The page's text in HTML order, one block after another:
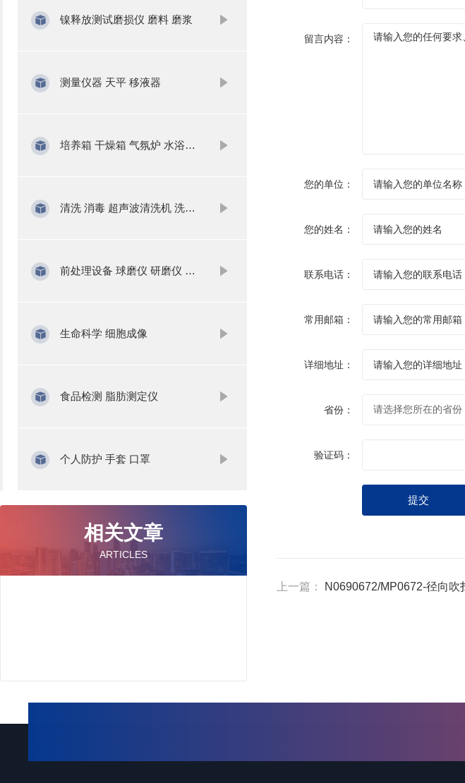
镍释放测试磨损仪 磨料 磨浆
测量仪器 天平 移液器
培养箱 干燥箱 气氛炉 水浴锅 振荡器
清洗 消毒 超声波清洗机 洗瓶机
前处理设备 球磨仪 研磨仪 氮吹仪 固相萃取
生命科学 细胞成像
食品检测 脂肪测定仪
个人防护 手套 口罩
相关文章
ARTICLES
留言内容：
您的单位：
您的姓名：
联系电话：
常用邮箱：
详细地址：
省份：
验证码：
上一篇： N0690672/MP0672-径向吹扫扩